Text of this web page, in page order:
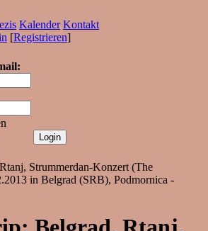
Kalender Kontakt
[Registrieren]
Strummerdan-Konzert (The
in Belgrad (SRB), Podmornica -